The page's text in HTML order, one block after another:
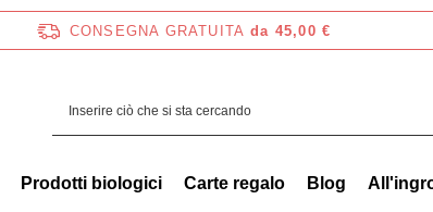
CONSEGNA GRATUITA da 45,00 €
Prodotti biologici Carte regalo Blog